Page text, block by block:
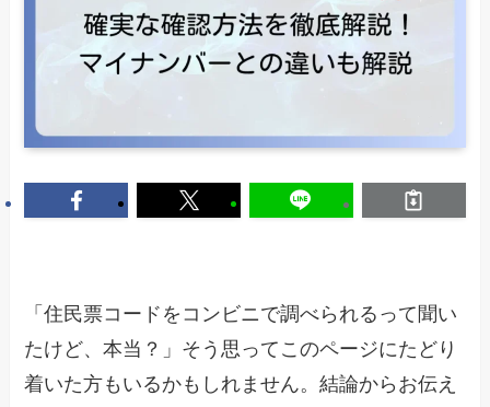
「住民票コードをコンビニで調べられるって聞い
たけど、本当？」そう思ってこのページにたどり
着いた方もいるかもしれません。結論からお伝え